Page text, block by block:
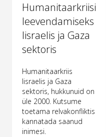
Humanitaarkriisi
leevendamiseks
Iisraelis ja Gaza
sektoris
Humanitaarkriis
Iisraelis ja Gaza
sektoris, hukkunuid on
üle 2000. Kutsume
toetama relvakonfliktis
kannatada saanud
inimesi.